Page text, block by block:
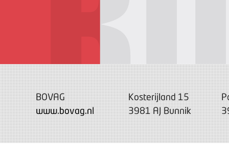
BOVAG
www.bovag.nl
Kosterijland 15
3981 AJ Bunnik